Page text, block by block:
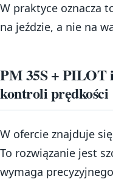
W praktyce oznacza
na jeździe, a nie na
PM 35S + PILOT
kontroli prędkości
W ofercie znajduje
To rozwiązanie jest
wymaga